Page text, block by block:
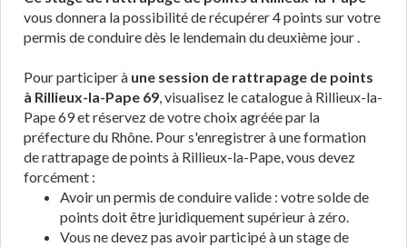
vous donnera la possibilité de récupérer 4 points sur votre
permis de conduire dès le lendemain du deuxième jour .
Pour participer à une session de rattrapage de points
à Rillieux-la-Pape 69, visualisez le catalogue à Rillieux-la-
Pape 69 et réservez de votre choix agréée par la
préfecture du Rhône. Pour s'enregistrer à une formation
de rattrapage de points à Rillieux-la-Pape, vous devez
forcément :
Avoir un permis de conduire valide : votre solde de
points doit être juridiquement supérieur à zéro.
Vous ne devez pas avoir participé à un stage de